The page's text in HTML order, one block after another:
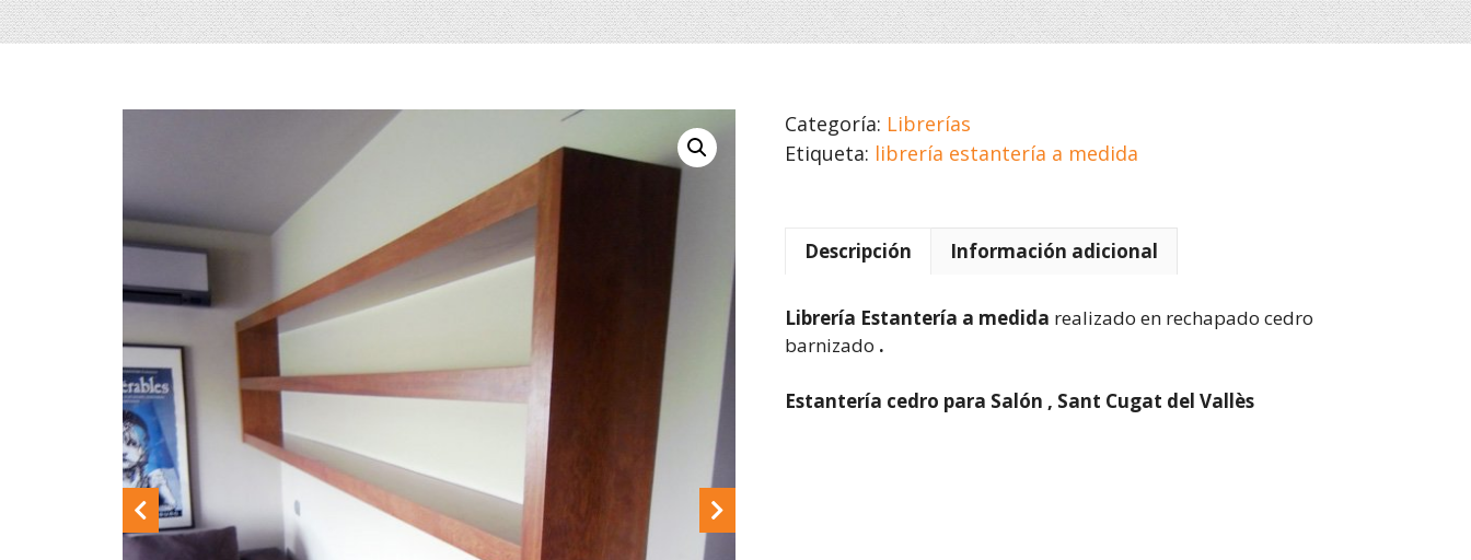
Categoría: Librerías
Etiqueta: librería estantería a medida
Descripción Información adicional
Librería Estantería a medida realizado en rechapado cedro
barnizado .
Estantería cedro para Salón , Sant Cugat del Vallès